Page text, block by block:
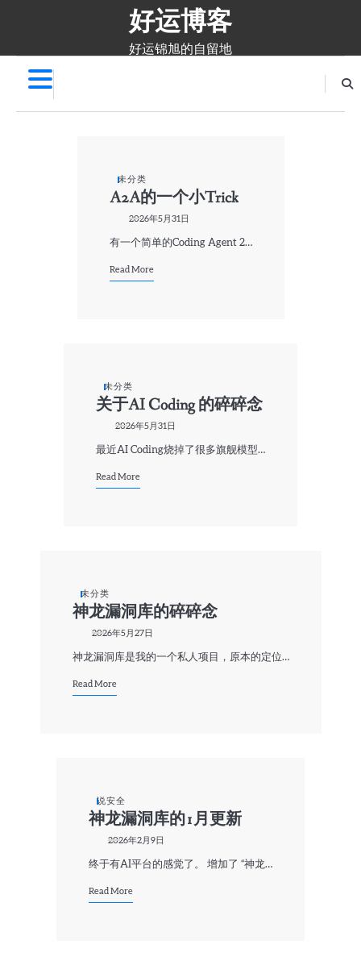
好运博客
好运锦旭的自留地
未分类
A2A的一个小Trick
2026年5月31日
有一个简单的Coding Agent 2…
Read More
未分类
关于AI Coding 的碎碎念
2026年5月31日
最近AI Coding烧掉了很多旗舰模型…
Read More
未分类
神龙漏洞库的碎碎念
2026年5月27日
神龙漏洞库是我的一个私人项目，原本的定位…
Read More
说安全
神龙漏洞库的1月更新
2026年2月9日
终于有AI平台的感觉了。 增加了 “神龙…
Read More